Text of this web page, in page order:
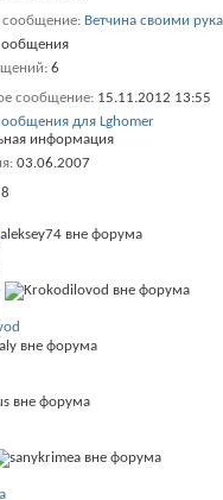
сообщение Ветчина своими
6
сообщение 15.11.2012 13:55
для Lghomer
информация
03.06.2007
8